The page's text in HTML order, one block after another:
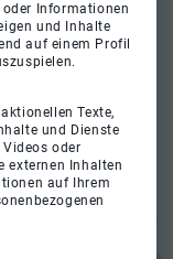
oder Informationen
und Inhalte
auf einem Profil
Texte,
und Dienste
Videos oder
externen Inhalten
auf Ihrem